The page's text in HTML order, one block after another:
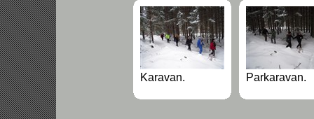
Karavan. Parkaravan.